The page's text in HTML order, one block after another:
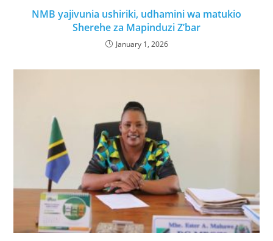
NMB yajivunia ushiriki, udhamini wa matukio
Sherehe za Mapinduzi Z’bar
January 1, 2026